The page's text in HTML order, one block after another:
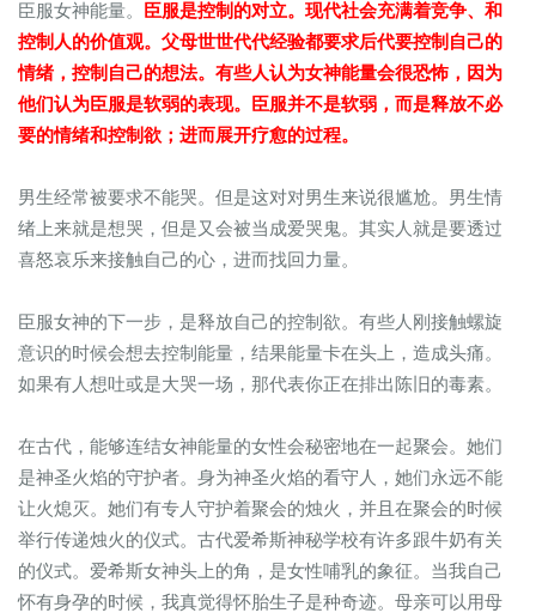
臣服女神能量。
臣服是控制的对立。现代社会充满着竞争、和
控制人的价值观。父母世世代代经验都要求后代要控制自己的
情绪，控制自己的想法。有些人认为女神能量会很恐怖，因为
他们认为臣服是软弱的表现。臣服并不是软弱，而是释放不必
要的情绪和控制欲；进而展开疗愈的过程。
男生经常被要求不能哭。但是这对对男生来说很尴尬。男生情
绪上来就是想哭，但是又会被当成爱哭鬼。其实人就是要透过
喜怒哀乐来接触自己的心，进而找回力量。
臣服女神的下一步，是释放自己的控制欲。有些人刚接触螺旋
意识的时候会想去控制能量，结果能量卡在头上，造成头痛。
如果有人想吐或是大哭一场，那代表你正在排出陈旧的毒素。
在古代，能够连结女神能量的女性会秘密地在一起聚会。她们
是神圣火焰的守护者。身为神圣火焰的看守人，她们永远不能
让火熄灭。她们有专人守护着聚会的烛火，并且在聚会的时候
举行传递烛火的仪式。古代爱希斯神秘学校有许多跟牛奶有关
的仪式。爱希斯女神头上的角，是女性哺乳的象征。当我自己
怀有身孕的时候，我真觉得怀胎生子是种奇迹。母亲可以用母